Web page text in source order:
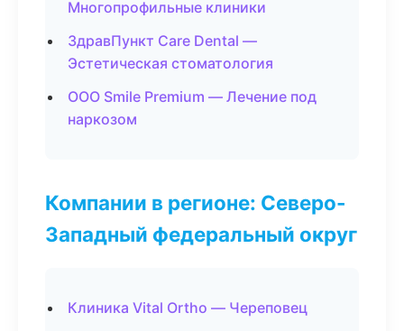
Многопрофильные клиники
ЗдравПункт Care Dental —
Эстетическая стоматология
ООО Smile Premium — Лечение под
наркозом
Компании в регионе: Северо-
Западный федеральный округ
Клиника Vital Ortho — Череповец